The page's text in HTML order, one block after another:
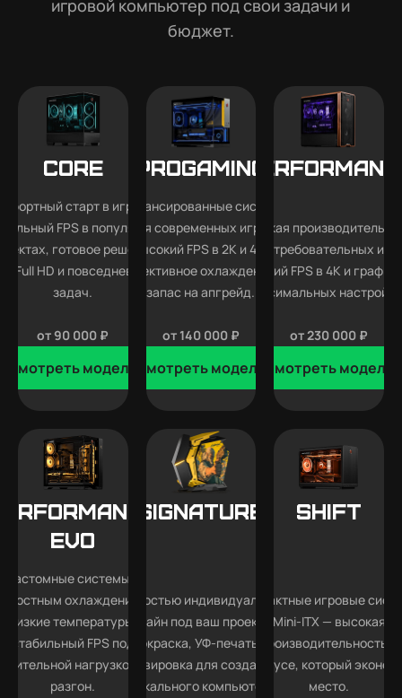
игровой компьютер под свои задачи и
бюджет.
Core
старт в играх —
FPS в популярных
готовое решение
Full HD и повседневных
задач.
от 90 000 ₽
Смотреть модели
Progaming
Сбалансированные системы
для современных игр —
высокий FPS в 2K и 4K,
эффективное охлаждение и
запас на апгрейд.
от 140 000 ₽
Смотреть модели
Высокая
для требовательных игр
высокий FPS в 4K и
максимальных
от 230 000 ₽
Смотреть модели
EVO
Кастомные системы с
охлаждением —
низкие температуры,
стабильный FPS под
длительной нагрузкой и
разгон.
SIGNATURE
Полностью индивидуальный
дизайн под ваш проект —
покраска, УФ-печать и
гравировка для создания
уникального компьютера.
SHIFT
Компактные игровые
Mini-ITX — высокая
производительность в
корпусе, который
место.